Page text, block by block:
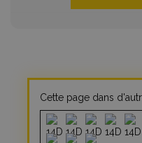
Cette page dans